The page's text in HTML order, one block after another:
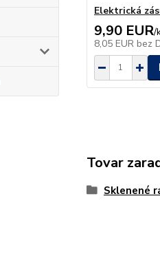
Elektrická
9,90 EUR/
8,05 EUR bez
Tovar
Sklenené